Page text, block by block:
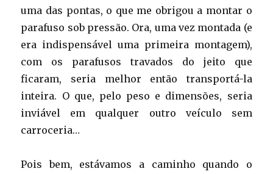
uma das pontas, o que me obrigou a montar o
parafuso sob pressão. Ora, uma vez montada (e
era indispensável uma primeira montagem),
com os parafusos travados do jeito que
ficaram, seria melhor então transportá-la
inteira. O que, pelo peso e dimensões, seria
inviável em qualquer outro veículo sem
carroceria…
Pois bem, estávamos a caminho quando o